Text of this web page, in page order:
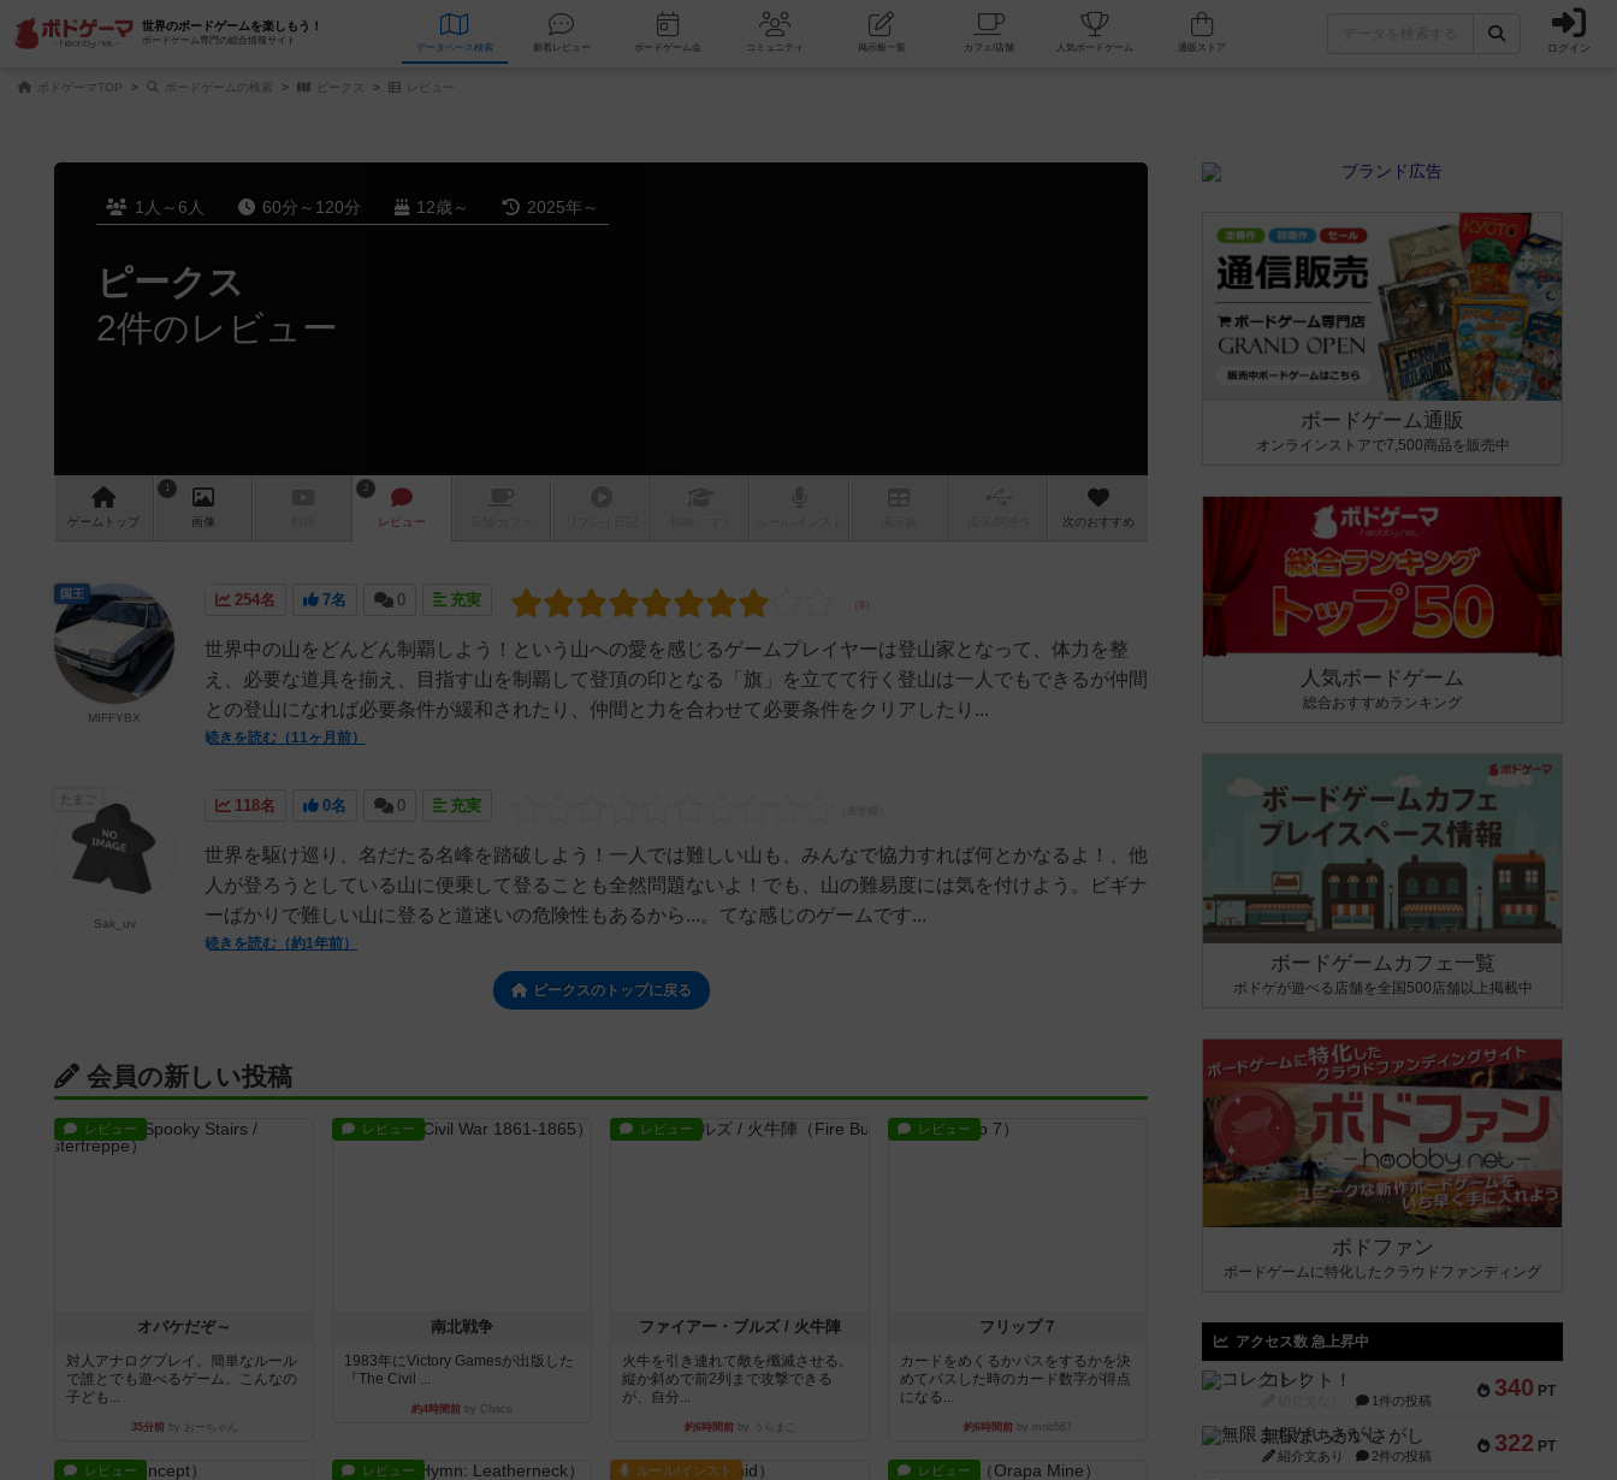
世界のボードゲームを楽しもう！
ボードゲーム専門の総合情報サイト
データベース 検索 新着レビュー ボードゲーム会 コミュニティ 掲示板一覧 カフェ/店舗 人気ボードゲーム ログイン
ボドゲーマTOP ボードゲームの検索 ピークス レビュー
1人～6人 60分～120分 12歳～ 2025年～
ピークス
2件のレビュー
ゲーム トップ
1
画像
2
レビュー 次のおすすめ
254名 7名 0 充実
世界中の山をどんどん制覇しよう！という山への愛を感じるゲームプレイヤーは登山家となって、体力を整
え、必要な道具を揃え、目指す山を制覇して登頂の印となる「旗」を立てて行く登山は一人でもできるが仲間
との登山になれば必要条件が緩和されたり、仲間と力を合わせて必要条件をクリアしたり...
続きを読む（11ヶ月前）
国王
MIFFYBX
118名 0名 0 充実
世界を駆け巡り、名だたる名峰を踏破しよう！一人では難しい山も、みんなで協力すれば何とかなるよ！、他
人が登ろうとしている山に便乗して登ることも全然問題ないよ！でも、山の難易度には気を付けよう。ビギナ
ーばかりで難しい山に登ると道迷いの危険性もあるから...。てな感じのゲームです...
続きを読む（約1年前）
Sak_uv
ピークスのトップに戻る
会員の新しい投稿
レビュー
オバケだぞ～
対人アナログプレイ。簡単なルール
で誰とでも遊べるゲーム。こんなの
子ども...
35分前by おーちゃん
レビュー
南北戦争
1983年にVictory Gamesが出版した
『The Civil ...
約4時間前 by Chaco
レビュー
ファイアー・ブルズ / 火牛陣
火牛を引き連れて敵を殲滅させる。
縦か斜めで前2列まで攻撃できる
が、自分...
約6時間前by うらまこ
レビュー
フリップ７
カードをめくるかパスをするかを決
めてパスした時のカード数字が得点
になる...
約6時間前 by mob567
レビュー レビュー ルール/インスト レビュー
ボードゲーム通販
オンラインストアで7,500商品を販売中
人気ボードゲーム
総合おすすめランキング
ボードゲームカフェ一覧
ボドゲが遊べる店舗を全国500店舗以上掲載中
ボドファン
ボードゲームに特化したクラウドファンディング
アクセス数 急上昇中
340 PT
コレクト！
1件の投稿
322 PT
無限まちがいさがし
紹介文あり 2件の投稿